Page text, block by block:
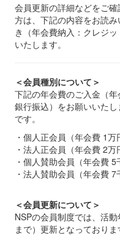
会員更新の詳細などをご
方は、下記の内容をお読
き（年会費納入：クレジ
いたします。
＜会員種別について＞
下記の年会費のご入金（
銀行振込）をお願いいた
です。
・個人正会員（年会費 1万
・法人正会員（年会費 2万
・個人賛助会員（年会費 5
・法人賛助会員（年会費 7
＜会員更新について＞
NSPの会員制度では、活
まで）更新となっておりま